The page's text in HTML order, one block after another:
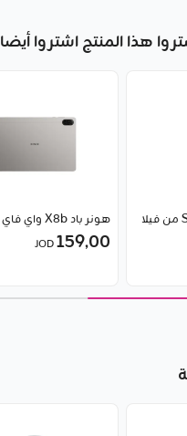
هذا المنتج اشتروا أيضا
هونر باد X8b واي فاي
159٫00JOD